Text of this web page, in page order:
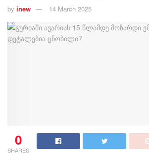
by inew 14 March 2025
0
SHARES